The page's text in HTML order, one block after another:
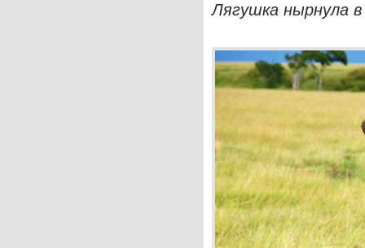
Лягушка нырнула в